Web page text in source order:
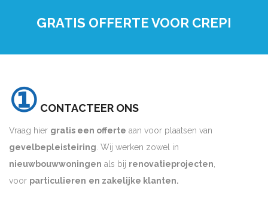
GRATIS OFFERTE VOOR CREPI
① CONTACTEER ONS
Vraag hier gratis een offerte aan voor plaatsen van
gevelbepleisteiring. Wij werken zowel in
nieuwbouwwoningen als bij renovatieprojecten,
voor particulieren en zakelijke klanten.